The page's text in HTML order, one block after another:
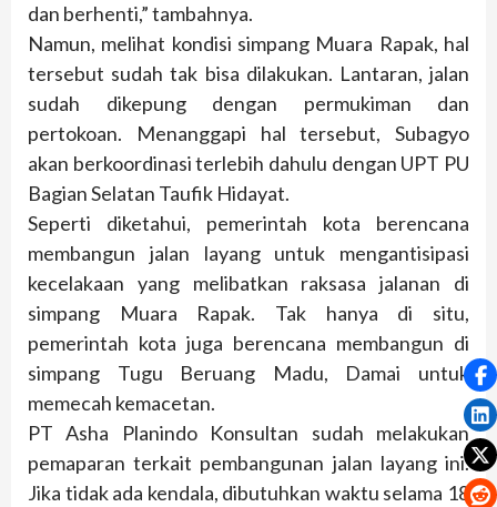
dan berhenti,” tambahnya.
Namun, melihat kondisi simpang Muara Rapak, hal
tersebut sudah tak bisa dilakukan. Lantaran, jalan
sudah dikepung dengan permukiman dan
pertokoan. Menanggapi hal tersebut, Subagyo
akan berkoordinasi terlebih dahulu dengan UPT PU
Bagian Selatan Taufik Hidayat.
Seperti diketahui, pemerintah kota berencana
membangun jalan layang untuk mengantisipasi
kecelakaan yang melibatkan raksasa jalanan di
simpang Muara Rapak. Tak hanya di situ,
pemerintah kota juga berencana membangun di
simpang Tugu Beruang Madu, Damai untuk
memecah kemacetan.
PT Asha Planindo Konsultan sudah melakukan
pemaparan terkait pembangunan jalan layang ini.
Jika tidak ada kendala, dibutuhkan waktu selama 18